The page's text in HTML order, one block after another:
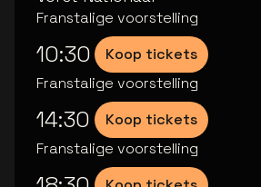
Franstalige voorstelling
10:30
Koop tickets
Franstalige voorstelling
14:30
Koop tickets
Franstalige voorstelling